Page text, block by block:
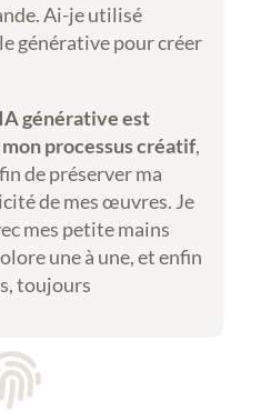
Ai-je utilisé
générative pour créer
générative est
processus créatif,
de préserver ma
de mes œuvres. Je
mes petite mains
une à une, et enfin
toujours